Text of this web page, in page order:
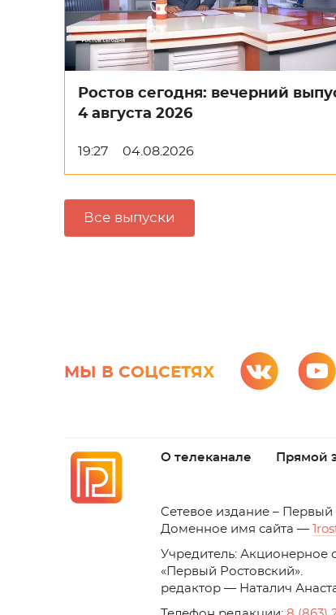
Ростов сегодня: вечерний
4 августа 2026
19:27 04.08.2026
Все выпуски
МЫ В СОЦСЕТЯХ
О телеканале Прямой
Cетевое издание – Первый
Доменное имя сайта —
Учредитель: Акционерное
«Первый
редактор — Наталич